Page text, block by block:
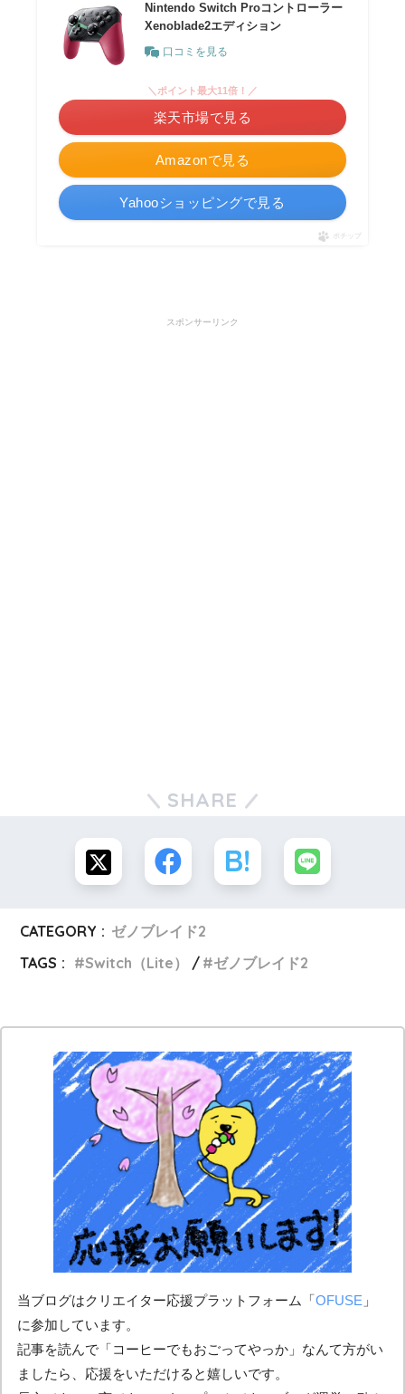
Nintendo Switch Proコントローラー
Xenoblade2エディション
口コミを見る
Amazonで見る
＼ポイント最大11倍！／
楽天市場で見る
Yahooショッピングで見る
ポチップ
スポンサーリンク
SHARE
CATEGORY : ゼノブレイド2
TAGS :
Switch（Lite） ゼノブレイド2
当ブログはクリエイター応援プラットフォーム「OFUSE 」
に参加しています。
記事を読んで「コーヒーでもおごってやっか」なんて方がい
ましたら、応援をいただけると嬉しいです。